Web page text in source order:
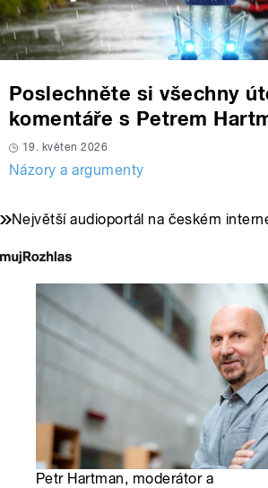
Poslechněte si všechny
komentáře s Petrem
19. květen 2026
Názory a argumenty
Největší audioportál na českém
Petr Hartman, moderátor a